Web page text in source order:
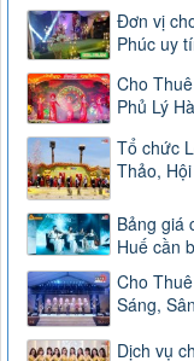
Đơn vị
Phúc uy
Cho
Phủ Lý
Tổ chức
Thảo,
Bảng giá
Huế cần
Cho
Sáng,
Dịch vụ